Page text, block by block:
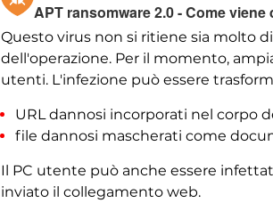
APT ransomware 2.0 - Come
Questo virus non si ritiene sia molto
dell'operazione. Per il momento,
utenti. L'infezione può essere
URL dannosi incorporati nel corpo
file dannosi mascherati come
Il PC utente può anche essere
inviato il collegamento web.